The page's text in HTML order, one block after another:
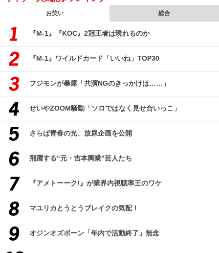
お笑い 総合
『M-1』『KOC』2冠王者は現れるのか
『M-1』ワイルドカード「いいね」TOP30
フジモンが暴露「共演NGのきっかけは……」
せいやZOOM騒動「ソロではなく見せ合いっこ」
さらば青春の光、放尿企画を公開
飛躍する“元・吉本興業”芸人たち
『アメトーーク!』が業界内視聴率王のワケ
マユリカとうとうブレイクの気配！
オジンオズボーン「年内で活動終了」無念